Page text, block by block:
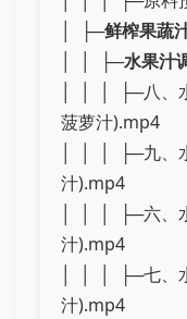
│ ├─鲜榨果蔬
│ │ ├─水果汁
│ │ │ ├─八、
菠萝汁).mp4
│ │ │ ├─九、
汁).mp4
│ │ │ ├─六、
汁).mp4
│ │ │ ├─七、
汁).mp4